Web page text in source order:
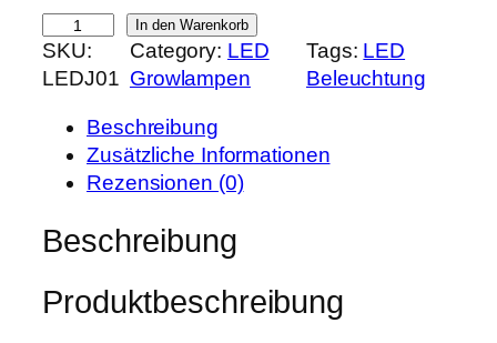
h
e
r
r
e
i
w
r
:
e
i
s
s
t
:
3
9
9
h
e
e
E
In den Warenkorb
SKU:
LEDJ01
Category: LED
Growlampen
Tags: LED
Beleuchtung
Beschreibung
Zusätzliche Informationen
Rezensionen (0)
Beschreibung
Produktbeschreibung